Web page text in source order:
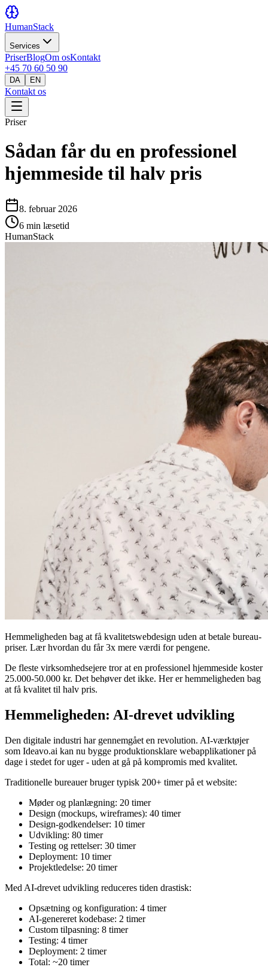
HumanStack
Services
PriserBlogOm osKontakt
+45 70 60 50 90
DA EN
Kontakt os
Priser
Sådan får du en professionel
hjemmeside til halv pris
8. februar 2026
6 min læsetid
HumanStack
Hemmeligheden bag at få kvalitetswebdesign uden at betale bureau-
priser. Lær hvordan du får 3x mere værdi for pengene.
De fleste virksomhedsejere tror at en professionel hjemmeside koster
25.000-50.000 kr. Det behøver det ikke. Her er hemmeligheden bag
at få kvalitet til halv pris.
Hemmeligheden: AI-drevet udvikling
Den digitale industri har gennemgået en revolution. AI-værktøjer
som Ideavo.ai kan nu bygge produktionsklare webapplikationer på
dage i stedet for uger - uden at gå på kompromis med kvalitet.
Traditionelle bureauer bruger typisk 200+ timer på et website:
Møder og planlægning: 20 timer
Design (mockups, wireframes): 40 timer
Design-godkendelser: 10 timer
Udvikling: 80 timer
Testing og rettelser: 30 timer
Deployment: 10 timer
Projektledelse: 20 timer
Med AI-drevet udvikling reduceres tiden drastisk:
Opsætning og konfiguration: 4 timer
AI-genereret kodebase: 2 timer
Custom tilpasning: 8 timer
Testing: 4 timer
Deployment: 2 timer
Total: ~20 timer